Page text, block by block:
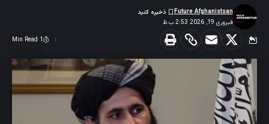
فبروری 19, 2026 2:53 ب.ظ
Future Afghanistsan
1 Min Read